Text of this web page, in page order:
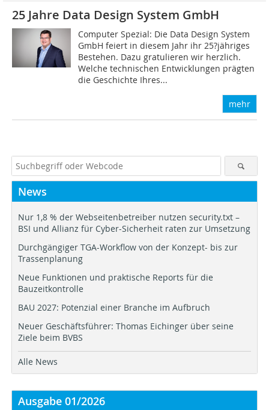
25 Jahre Data Design System GmbH
Computer Spezial: Die Data Design System
GmbH feiert in diesem Jahr ihr 25?jähriges
Bestehen. Dazu gratulieren wir herzlich.
Welche technischen Entwicklungen prägten
die Geschichte Ihres...
mehr
News
Nur 1,8 % der Webseitenbetreiber nutzen security.txt –
BSI und Allianz für Cyber-Sicherheit raten zur Umsetzung
Durchgängiger TGA-Workflow von der Konzept- bis zur
Trassenplanung
Neue Funktionen und praktische Reports für die
Bauzeitkontrolle
BAU 2027: Potenzial einer Branche im Aufbruch
Neuer Geschäftsführer: Thomas Eichinger über seine
Ziele beim BVBS
Alle News
Ausgabe 01/2026